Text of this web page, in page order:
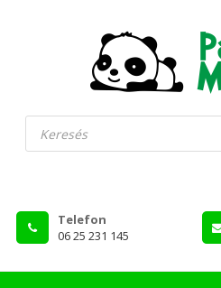
PandaMatrica
falmatrica
Products
search
Telefon
06 25 231 145